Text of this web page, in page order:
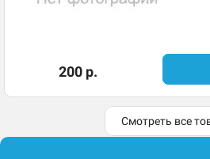
200 р.
Смотреть все